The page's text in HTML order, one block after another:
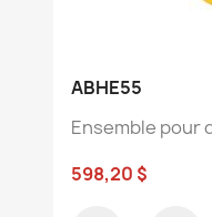
ABHE55
Ensemble pour
598,20 $